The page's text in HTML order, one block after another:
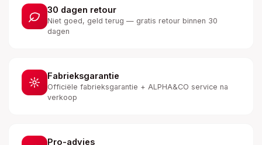
30 dagen retour
Niet goed, geld terug — gratis retour binnen 30
dagen
Fabrieksgarantie
Officiële fabrieksgarantie + ALPHA&CO service na
verkoop
Pro-advies